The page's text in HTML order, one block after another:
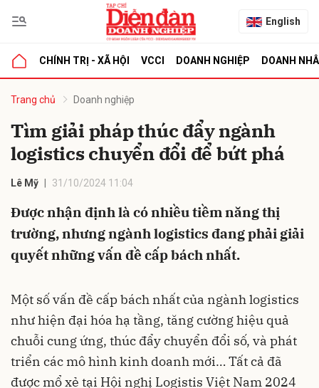
English
CHÍNH TRỊ - XÃ HỘI VCCI DOANH NGHIỆP DOANH
Trang chủ Doanh nghiệp
Tìm giải pháp thúc đẩy ngành
logistics chuyển đổi để bứt phá
Lê Mỹ 31/10/2024 11:04
Được nhận định là có nhiều tiềm năng thị
trường, nhưng ngành logistics đang phải giải
quyết những vấn đề cấp bách nhất.
Một số vấn đề cấp bách nhất của ngành logistics
như hiện đại hóa hạ tầng, tăng cường hiệu quả
chuỗi cung ứng, thúc đẩy chuyển đổi số, và phát
triển các mô hình kinh doanh mới… Tất cả đã
được mổ xẻ tại Hội nghị Logistis Việt Nam 2024
luận
Hủy